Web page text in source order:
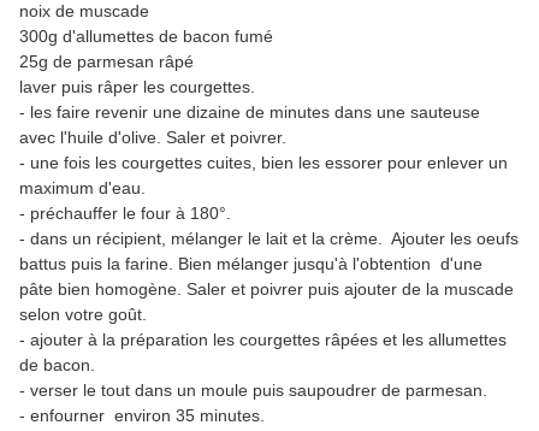
noix de muscade
300g d'allumettes de bacon fumé
25g de parmesan râpé
laver puis râper les courgettes.
- les faire revenir une dizaine de minutes dans une sauteuse
avec l'huile d'olive. Saler et poivrer.
- une fois les courgettes cuites, bien les essorer pour enlever un
maximum d'eau.
- préchauffer le four à 180°.
- dans un récipient, mélanger le lait et la crème. Ajouter les oeufs
battus puis la farine. Bien mélanger jusqu'à l'obtention d'une
pâte bien homogène. Saler et poivrer puis ajouter de la muscade
selon votre goût.
- ajouter à la préparation les courgettes râpées et les allumettes
de bacon.
- verser le tout dans un moule puis saupoudrer de parmesan.
- enfourner environ 35 minutes.